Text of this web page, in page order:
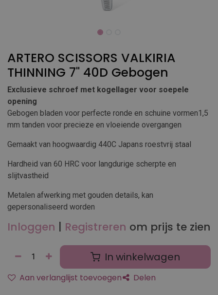
ARTERO SCISSORS VALKIRIA
THINNING 7" 40D Gebogen
Exclusieve schroef met kogellager voor soepele
opening
Gebogen bladen voor perfecte ronde en schuine vormen1,5
mm tanden voor precieze en vloeiende overgangen
Gemaakt van hoogwaardig 440C Japans roestvrij staal
Hardheid van 60 HRC voor langdurige scherpte en
slijtvastheid
Metalen afwerking met gouden details, kan
gepersonaliseerd worden
Inloggen | Registreren om prijs te zien
In winkelwagen
Aan verlanglijst toevoegen Delen